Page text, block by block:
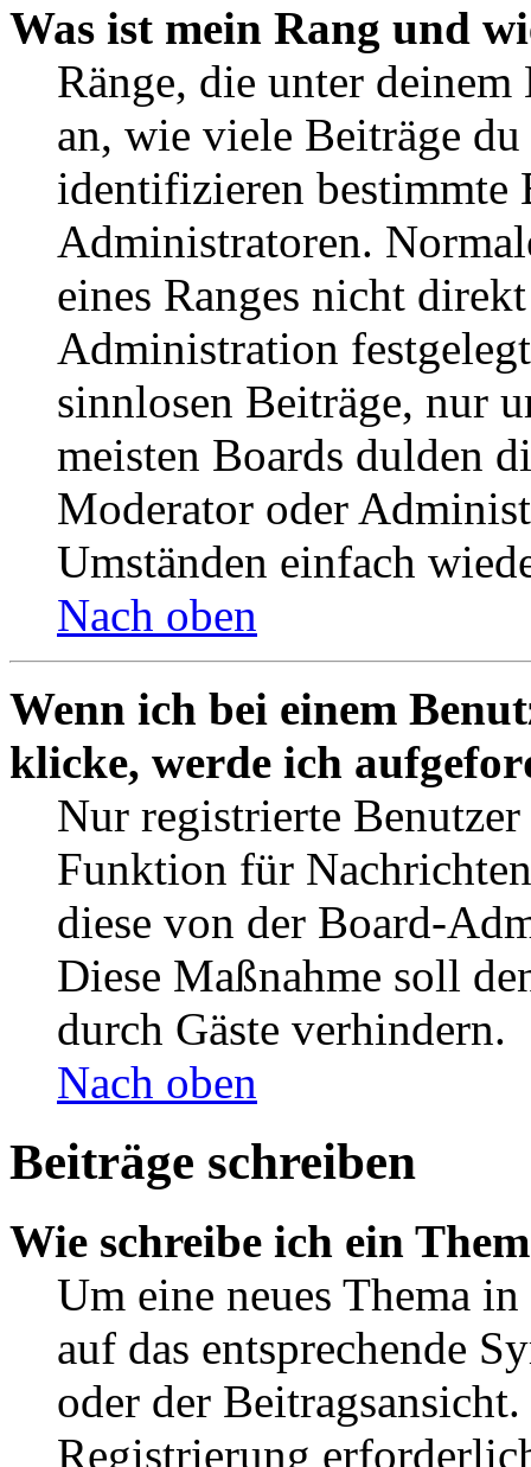
Was ist mein Rang und
Ränge, die unter deinem
an, wie viele Beiträge
identifizieren bestimmte
Administratoren.
eines Ranges nicht
Administration
sinnlosen Beiträge, nur
meisten Boards dulden
Moderator oder
Umständen einfach
Nach oben
Wenn ich bei einem
klicke, werde ich
Nur registrierte
Funktion für
diese von der Board-
Diese Maßnahme soll
durch Gäste verhindern.
Nach oben
Beiträge schreiben
Wie schreibe ich ein
Um eine neues Thema
auf das entsprechende
oder der
Registrierung